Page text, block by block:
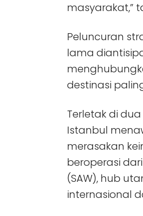
masyarakat,”
Peluncuran
lama
destinasi
Terletak di
Istanbul
merasakan
beroperasi
(SAW), hub
internasional